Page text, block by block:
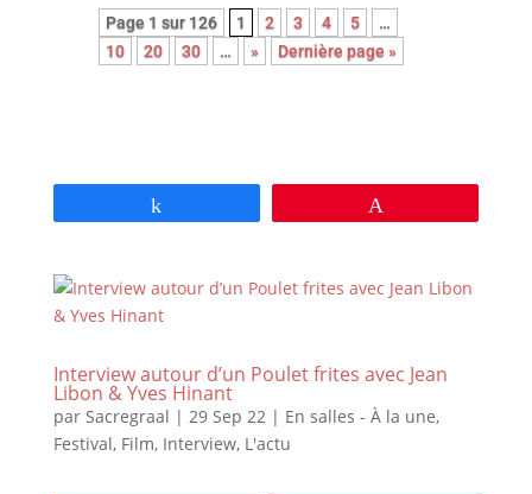
Page 1 sur 126 1 2 3 4 5
…
10
20 30 … » Dernière page »
Interview autour d’un Poulet frites avec Jean
Libon & Yves Hinant
par Sacregraal | 29 Sep 22 | En salles - À la une,
Festival, Film, Interview, L'actu